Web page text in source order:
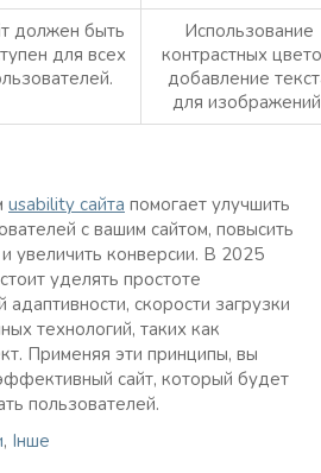
должен быть
для всех
Использование
контрастных
добавление
для
usability сайта помогает улучшить
с вашим сайтом, повысить
увеличить конверсии. В 2025
уделять простоте
скорости загрузки
технологий, таких как
Применяя эти принципы, вы
сайт, который будет
пользователей.
, Інше